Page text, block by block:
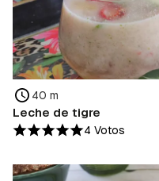
40 m
Leche de tigre
4 Votos